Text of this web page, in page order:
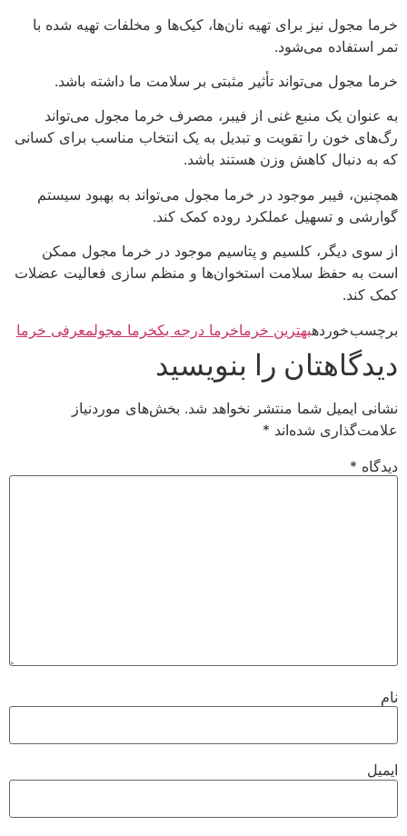
خرما مجول نیز برای تهیه نان‌ها، کیک‌ها و مخلفات تهیه شده با
تمر استفاده می‌شود.
خرما مجول می‌تواند تأثیر مثبتی بر سلامت ما داشته باشد.
به عنوان یک منبع غنی از فیبر، مصرف خرما مجول می‌تواند
رگ‌های خون را تقویت و تبدیل به یک انتخاب مناسب برای کسانی
که به دنبال کاهش وزن هستند باشد.
همچنین، فیبر موجود در خرما مجول می‌تواند به بهبود سیستم
گوارشی و تسهیل عملکرد روده کمک کند.
از سوی دیگر، کلسیم و پتاسیم موجود در خرما مجول ممکن
است به حفظ سلامت استخوان‌ها و منظم سازی فعالیت عضلات
کمک کند.
برچسب خوردهبهترین خرماخرما درجه یکخرما مجولمعرفی خرما
دیدگاهتان را بنویسید
نشانی ایمیل شما منتشر نخواهد شد. بخش‌های موردنیاز
علامت‌گذاری شده‌اند *
دیدگاه *
نام
ایمیل